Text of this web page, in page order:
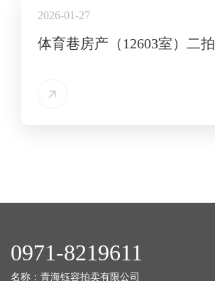
2026-01-27
体育巷房产（12603室）二拍
0971-8219611
名称：青海钰容拍卖有限公司